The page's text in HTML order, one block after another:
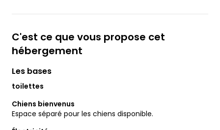
C'est ce que vous propose cet
hébergement
Les bases
toilettes
Chiens bienvenus
Espace séparé pour les chiens disponible.